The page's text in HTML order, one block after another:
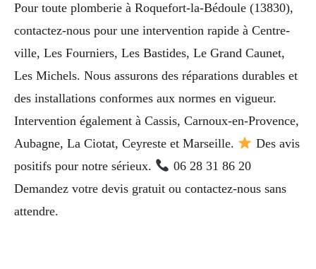
Pour toute plomberie à Roquefort-la-Bédoule (13830),
contactez-nous pour une intervention rapide à Centre-
ville, Les Fourniers, Les Bastides, Le Grand Caunet,
Les Michels. Nous assurons des réparations durables et
des installations conformes aux normes en vigueur.
Intervention également à Cassis, Carnoux-en-Provence,
Aubagne, La Ciotat, Ceyreste et Marseille.
Des avis
positifs pour notre sérieux.
06 28 31 86 20
Demandez votre devis gratuit ou contactez-nous sans
attendre.